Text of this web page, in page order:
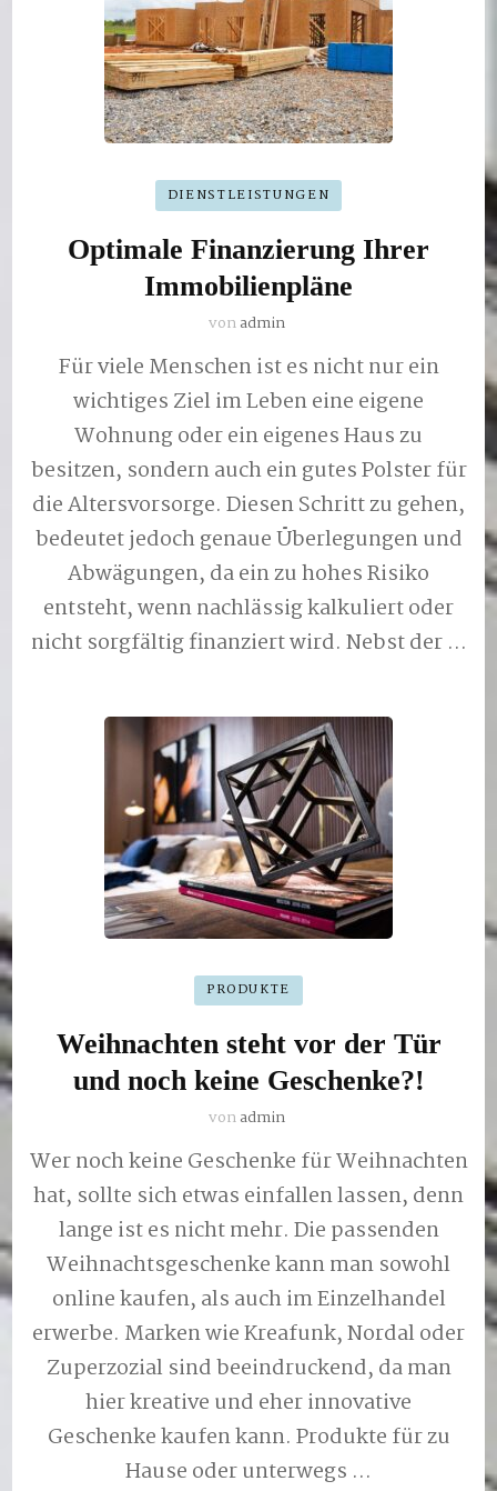
DIENSTLEISTUNGEN
Optimale Finanzierung Ihrer
Immobilienpläne
vonadmin
Für viele Menschen ist es nicht nur ein
wichtiges Ziel im Leben eine eigene
Wohnung oder ein eigenes Haus zu
besitzen, sondern auch ein gutes Polster für
die Altersvorsorge. Diesen Schritt zu gehen,
bedeutet jedoch genaue Überlegungen und
Abwägungen, da ein zu hohes Risiko
entsteht, wenn nachlässig kalkuliert oder
nicht sorgfältig finanziert wird. Nebst der …
PRODUKTE
Weihnachten steht vor der Tür
und noch keine Geschenke?!
vonadmin
Wer noch keine Geschenke für Weihnachten
hat, sollte sich etwas einfallen lassen, denn
lange ist es nicht mehr. Die passenden
Weihnachtsgeschenke kann man sowohl
online kaufen, als auch im Einzelhandel
erwerbe. Marken wie Kreafunk, Nordal oder
Zuperzozial sind beeindruckend, da man
hier kreative und eher innovative
Geschenke kaufen kann. Produkte für zu
Hause oder unterwegs …